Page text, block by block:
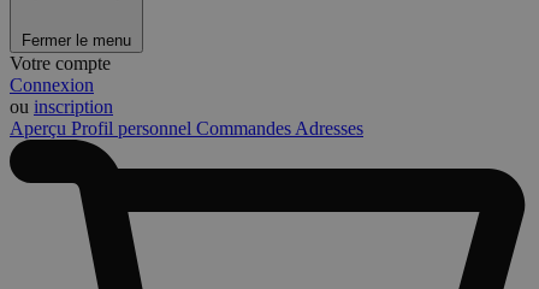
Fermer le menu
Votre compte
Connexion
ou inscription
Aperçu Profil personnel Commandes Adresses